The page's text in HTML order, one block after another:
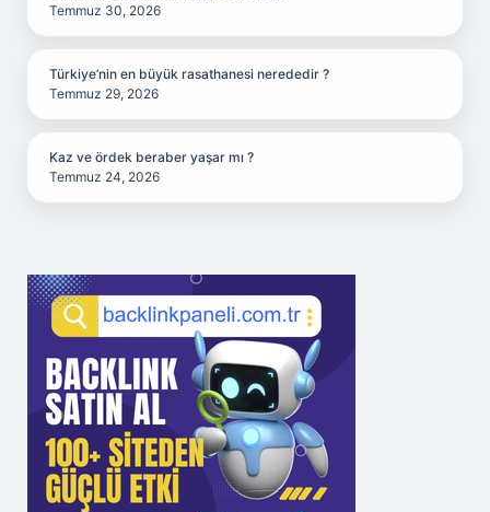
Temmuz 30, 2026
Türkiye’nin en büyük rasathanesi nerededir ?
Temmuz 29, 2026
Kaz ve ördek beraber yaşar mı ?
Temmuz 24, 2026